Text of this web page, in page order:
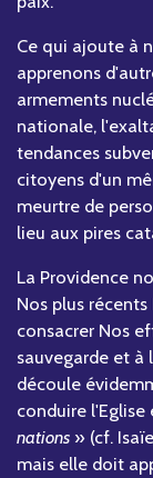
Ce qui ajoute à
apprenons
armements
nationale,
tendances
citoyens d'un
meurtre de
lieu aux pires
La Providence
Nos plus
consacrer Nos
sauvegarde et à
découle
conduire l'Eglise
nations » (cf.
mais elle doit